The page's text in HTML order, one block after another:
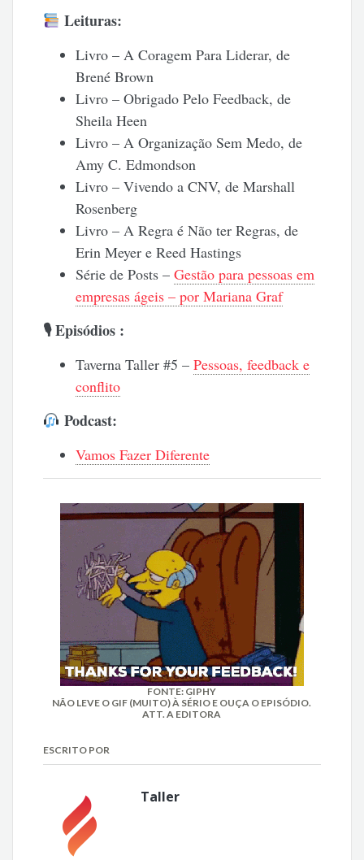
Leituras:
Livro – A Coragem Para Liderar, de
Brené Brown
Livro – Obrigado Pelo Feedback, de
Sheila Heen
Livro – A Organização Sem Medo, de
Amy C. Edmondson
Livro – Vivendo a CNV, de Marshall
Rosenberg
Livro – A Regra é Não ter Regras, de
Erin Meyer e Reed Hastings
Série de Posts –Gestão para pessoas em
empresas ágeis – por Mariana Graf
🎙 Episódios :
Taverna Taller #5 –Pessoas, feedback e
conflito
Podcast:
Vamos Fazer Diferente
FONTE: GIPHY
NÃO LEVE O GIF (MUITO) À SÉRIO E OUÇA O EPISÓDIO.
ATT. A EDITORA
ESCRITO POR
Taller